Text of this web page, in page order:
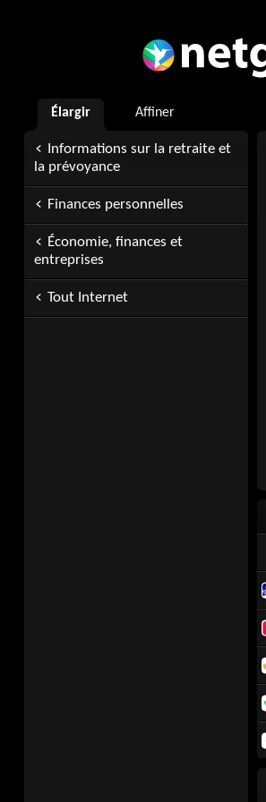
Élargir Affiner
Informations sur la retraite et
la prévoyance
Finances personnelles
Économie, finances et
entreprises
Tout Internet